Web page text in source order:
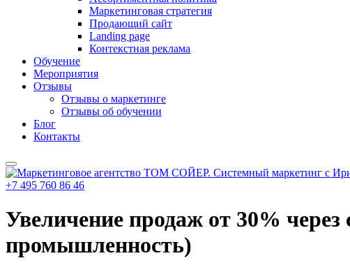
Маркетинговая стратегия
Продающий сайт
Landing page
Контекстная реклама
Обучение
Мероприятия
Отзывы
Отзывы о маркетинге
Отзывы об обучении
Блог
Контакты
+7 495 760 86 46
Увеличение продаж от 30%
промышленность)